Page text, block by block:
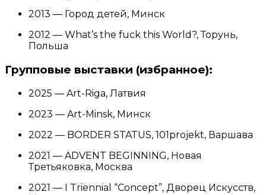
2013 — Город детей, Минск
2012 — What’s the fuck this World?, Торунь,
Польша
Групповые выставки (избранное):
2025 — Art-Riga, Латвия
2023 — Art-Minsk, Минск
2022 — BORDER STATUS, 101projekt, Варшава
2021 — ADVENT BEGINNING, Новая
Третьяковка, Москва
2021 — I Triennial “Concept”, Дворец Искусств,